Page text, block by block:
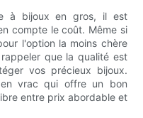
à bijoux en gros, il est
compte le coût. Même si
l'option la moins chère
que la qualité est
vos précieux bijoux.
vrac qui offre un bon
entre prix abordable et